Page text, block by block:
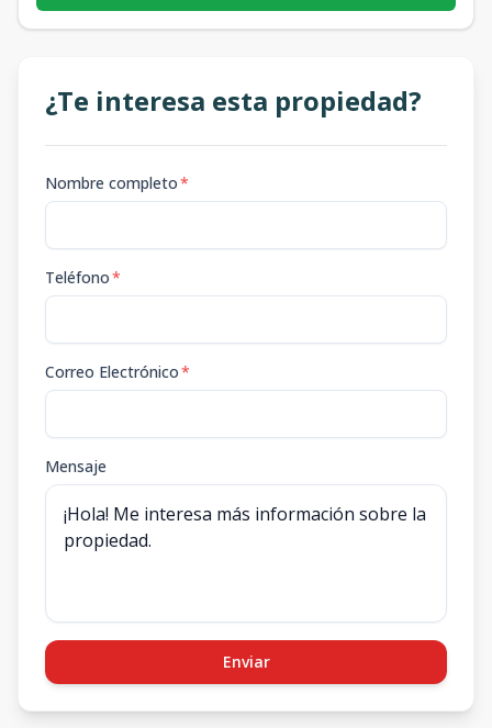
¿Te interesa esta propiedad?
Nombre completo*
Teléfono*
Correo Electrónico*
Mensaje
Enviar